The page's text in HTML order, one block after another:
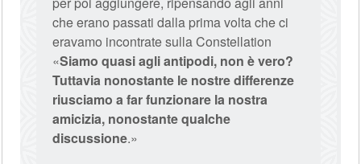
che erano passati dalla prima volta che ci
eravamo incontrate sulla Constellation
«Siamo quasi agli antipodi, non è vero?
Tuttavia nonostante le nostre differenze
riusciamo a far funzionare la nostra
amicizia, nonostante qualche
discussione.»